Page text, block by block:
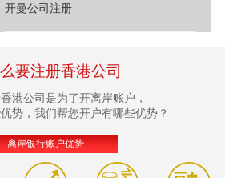
开曼公司注册
要注册香港公司
港公司是为了开离岸账户，
势，我们帮您开户有哪些优势？
离岸银行账户优势